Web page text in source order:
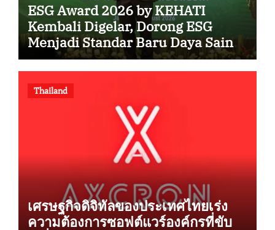
ESG Award 2026 by KEHATI
Kembali Digelar, Dorong ESG
Menjadi Standar Baru Daya Saing
Bisnis Indonesia
Thailand
เศรษฐกิจดิจิทัลของประเทศไทยเร่ง
ความต้องการซอฟต์แวร์องค์กรที่ขับ